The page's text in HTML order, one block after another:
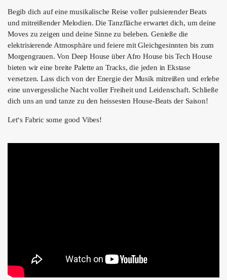
ÜBER UNS
GÖNNEREI
SHOP
MITMACHEN
Begib dich auf eine musikalische Reise voller pulsierender Beats
und mitreißender Melodien. Die Tanzfläche erwartet dich, um deine
Moves zu zeigen und deine Sinne zu beleben. Genieße die
elektrisierende Atmosphäre und feiere mit Gleichgesinnten bis zum
Morgengrauen. Von Deep House über Afro House bis Tech House
bieten wir eine breite Palette an Tracks, die jeden in Ekstase
versetzen. Lass dich von der Energie der Musik mitreißen und erlebe
eine unvergessliche Nacht voller Freiheit und Leidenschaft. Schließe
dich uns an und tanze zu den heissesten House-Beats der Saison!
Let‘s Fabric some good Vibes!